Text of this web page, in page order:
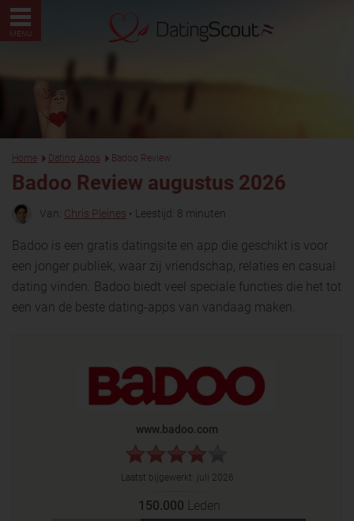
MENU
Home Dating Apps Badoo Review
Badoo Review augustus 2026
Van: Chris Pleines • Leestijd: 8 minuten
Badoo is een gratis datingsite en app die geschikt is voor
een jonger publiek, waar zij vriendschap, relaties en casual
dating vinden. Badoo biedt veel speciale functies die het tot
een van de beste dating-apps van vandaag maken.
www.badoo.com
Laatst bijgewerkt: juli 2026
150.000 Leden